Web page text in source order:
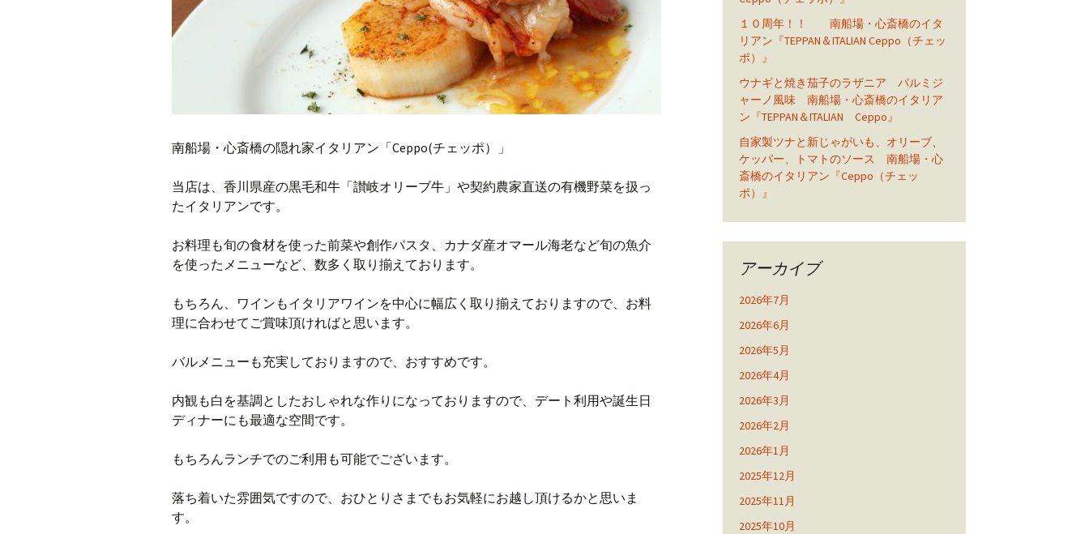
南船場・心斎橋の隠れ家イタリアン「Ceppo(チェッポ）」
当店は、香川県産の黒毛和牛「讃岐オリーブ牛」や契約農家直送の有機野菜を扱っ
たイタリアンです。
お料理も旬の食材を使った前菜や創作パスタ、カナダ産オマール海老など旬の魚介
を使ったメニューなど、数多く取り揃えております。
もちろん、ワインもイタリアワインを中心に幅広く取り揃えておりますので、お料
理に合わせてご賞味頂ければと思います。
バルメニューも充実しておりますので、おすすめです。
内観も白を基調としたおしゃれな作りになっておりますので、デート利用や誕生日
ディナーにも最適な空間です。
もちろんランチでのご利用も可能でございます。
落ち着いた雰囲気ですので、おひとりさまでもお気軽にお越し頂けるかと思いま
す。
１０周年！！ 南船場・心斎橋のイタ
リアン『TEPPAN＆ITALIAN Ceppo（チェッ
ポ）』
ウナギと焼き茄子のラザニア パルミジ
ャーノ風味 南船場・心斎橋のイタリア
ン『TEPPAN＆ITALIAN Ceppo』
自家製ツナと新じゃがいも、オリーブ、
ケッパー、トマトのソース 南船場・心
斎橋のイタリアン『Ceppo（チェッ
ポ）』
アーカイブ
2026年7月
2026年6月
2026年5月
2026年4月
2026年3月
2026年2月
2026年1月
2025年12月
2025年11月
2025年10月